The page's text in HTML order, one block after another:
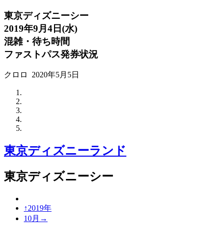
東京ディズニーシー
2019年9月4日(水)
混雑・待ち時間
ファストパス発券状況
クロロ 2020年5月5日
東京ディズニーランド
東京ディズニーシー
↑2019年
10月→